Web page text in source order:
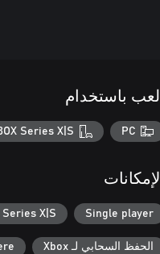
العب باستخدام
PC
Series X|S
الإمكانات
Single player
X|S
الحفظ السحابي لـ Xbox